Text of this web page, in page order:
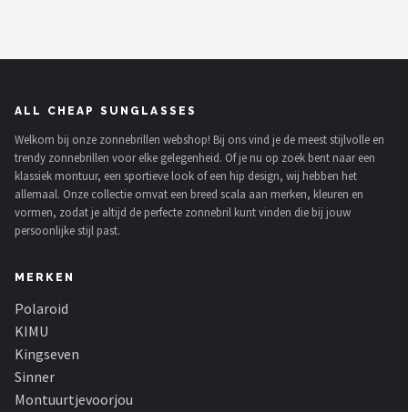
ALL CHEAP SUNGLASSES
Welkom bij onze zonnebrillen webshop! Bij ons vind je de meest stijlvolle en
trendy zonnebrillen voor elke gelegenheid. Of je nu op zoek bent naar een
klassiek montuur, een sportieve look of een hip design, wij hebben het
allemaal. Onze collectie omvat een breed scala aan merken, kleuren en
vormen, zodat je altijd de perfecte zonnebril kunt vinden die bij jouw
persoonlijke stijl past.
MERKEN
Polaroid
KIMU
Kingseven
Sinner
Montuurtjevoorjou